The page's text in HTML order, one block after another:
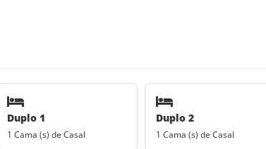
Duplo 1
1 Cama (s) de Casal
Duplo 2
1 Cama (s) de Casal